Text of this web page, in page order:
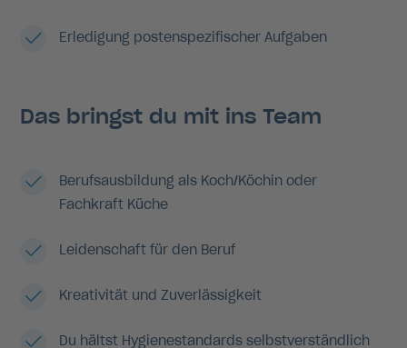
Erledigung postenspezifischer Aufgaben
Das bringst du mit ins Team
Berufsausbildung als Koch/Köchin oder
Fachkraft Küche
Leidenschaft für den Beruf
Kreativität und Zuverlässigkeit
Du hältst Hygienestandards selbstverständlich